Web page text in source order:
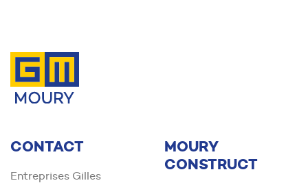
Contact us
CONTACT
Entreprises Gilles
MOURY
CONSTRUCT